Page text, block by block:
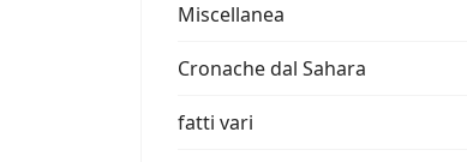
Miscellanea
Cronache dal Sahara
fatti vari